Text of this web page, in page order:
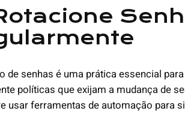
de senhas é uma prática essencial
políticas que exijam a mudança de
usar ferramentas de automação para